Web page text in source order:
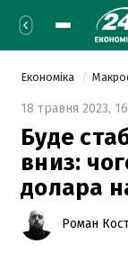
Економіка
18 травня 2023,
Буде
вниз:
долара
Роман